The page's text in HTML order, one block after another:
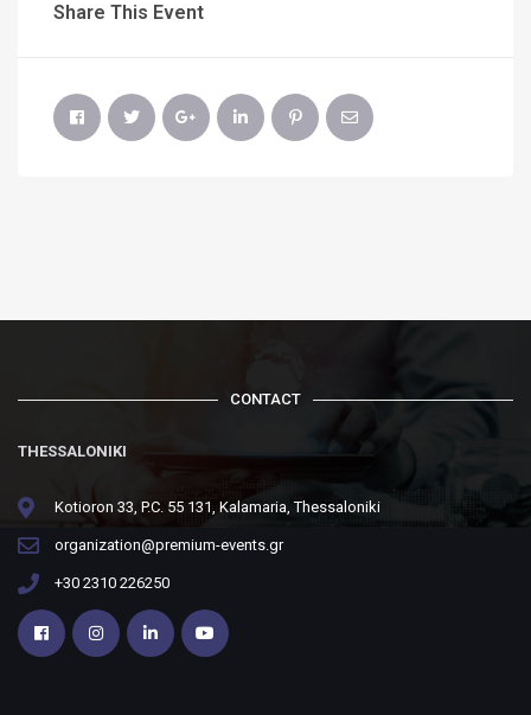
Share This Event
CONTACT
THESSALONIKI
Kotioron 33, P.C. 55 131, Kalamaria, Thessaloniki
organization@premium-events.gr
+30 2310 226250